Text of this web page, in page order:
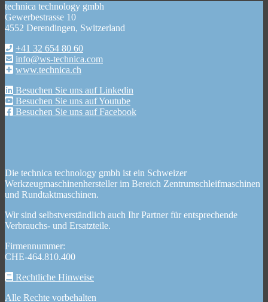
technica technology gmbh
Gewerbestrasse 10
4552 Derendingen, Switzerland
+41 32 654 80 60
info@ws-technica.com
www.technica.ch
Besuchen Sie uns auf Linkedin
Besuchen Sie uns auf Youtube
Besuchen Sie uns auf Facebook
Die technica technology gmbh ist ein Schweizer
Werkzeugmaschinenhersteller im Bereich Zentrumschleifmaschinen
und Rundtaktmaschinen.
Wir sind selbstverständlich auch Ihr Partner für entsprechende
Verbrauchs- und Ersatzteile.
Firmennummer:
CHE-464.810.400
Rechtliche Hinweise
Alle Rechte vorbehalten